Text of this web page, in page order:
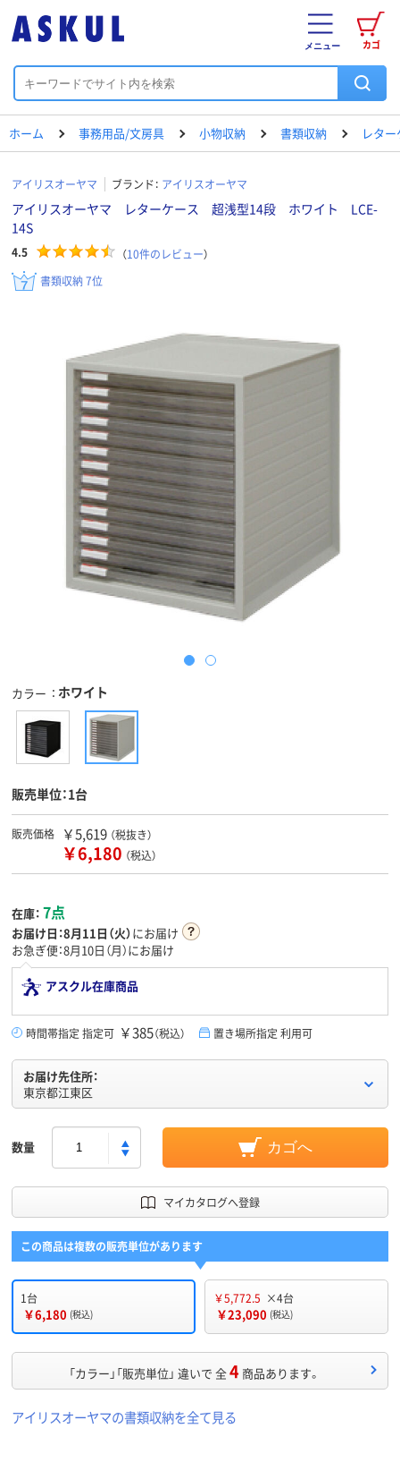
カゴ
メニュー
ホーム 事務用品/文房具 小物収納 書類収納 レタ
アイリスオーヤマ ブランド： アイリスオーヤマ
アイリスオーヤマ レターケース 超浅型14段 ホワイト LCE-
14S
4.5 （10件のレビュー）
書類収納 7位
カラー ホワイト
販売単位：1台
販売価格 ￥5,619 （税抜き）
￥6,180 （税込）
在庫： 7点
お届け日：8月11日（火）にお届け
お急ぎ便：8月10日（月）にお届け
アスクル在庫商品
時間帯指定 指定可 ￥385（税込） 置き場所指定 利用可
お届け先住所：
東京都江東区
数量 カゴへ
マイカタログへ登録
この商品は複数の販売単位があります
1台
￥6,180 (税込)
￥5,772.5 ×4台
￥23,090 (税込)
「カラー」「販売単位」 違いで 全4 商品あります。
アイリスオーヤマの書類収納を全て見る